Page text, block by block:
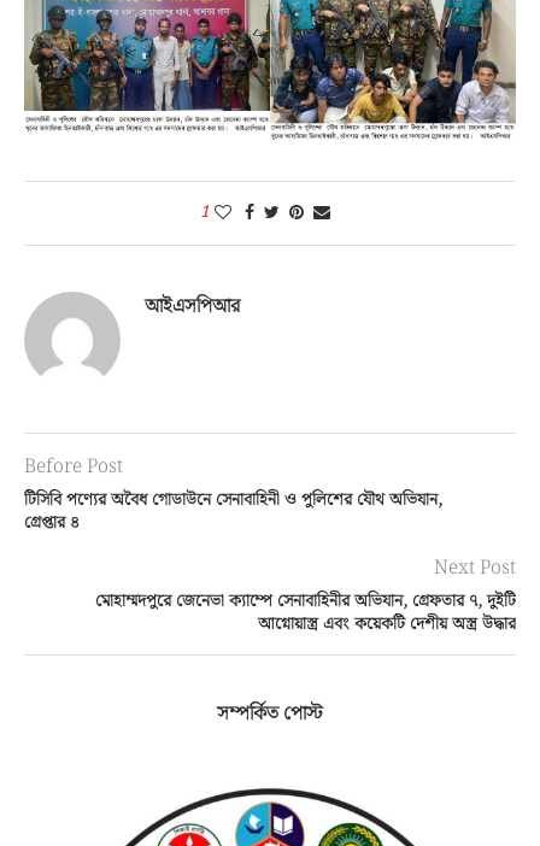
1
আইএসপিআর
Before Post
টিসিবি পণ্যের অবৈধ গোডাউনে সেনাবাহিনী ও পুলিশের যৌথ অভিযান,
গ্রেপ্তার ৪
Next Post
মোহাম্মদপুরে জেনেভা ক্যাম্পে সেনাবাহিনীর অভিযান, গ্রেফতার ৭, দুইটি
আগ্নোয়াস্ত্র এবং কয়েকটি দেশীয় অস্ত্র উদ্ধার
সম্পর্কিত পোস্ট